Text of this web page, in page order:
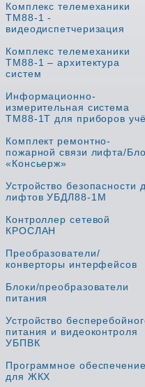
Комплекс телемеханики
ТМ88-1 -
видеодиспетчеризация
Комплекс телемеханики
ТМ88-1 – архитектура
систем
Информационно-
измерительная система
ТМ88-1Т для приборов
Комплект ремонтно-
пожарной связи лифта/
«Консьерж»
Устройство безопасности
лифтов УБДЛ88-1М
Контроллер сетевой
КРОСЛАН
Преобразователи/
конверторы интерфейсов
Блоки/преобразователи
питания
Устройство
питания и видеоконтроля
УБПВК
Программное обеспечение
для ЖКХ